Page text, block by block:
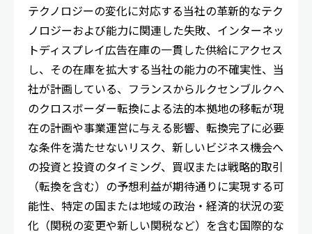
テクノロジーの変化に対応する当社の革新的なテク
ノロジーおよび能力に関連した失敗、インターネッ
トディスプレイ広告在庫の一貫した供給にアクセス
し、その在庫を拡大する当社の能力の不確実性、当
社が計画している、フランスからルクセンブルクへ
のクロスボーダー転換による法的本拠地の移転が現
在の計画や事業運営に与える影響、転換完了に必要
な条件を満たせないリスク、新しいビジネス機会へ
の投資と投資のタイミング、買収または戦略的取引
（転換を含む）の予想利益が期待通りに実現する可
能性、特定の国または地域の政治・経済的状況の変
化（関税の変更や新しい関税など）を含む国際的な